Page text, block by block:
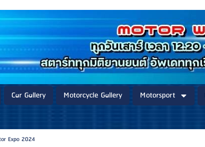
Car Gallery Motorcycle Gallery Motorsport
Expo 2024